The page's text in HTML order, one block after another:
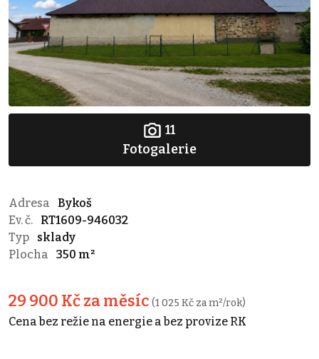
11
Fotogalerie
Adresa
Bykoš
Ev. č.
RT1609-946032
Typ
sklady
Plocha
350 m²
29 900 Kč za měsíc (1 025 Kč za m²/rok)
Cena bez režie na energie a bez provize RK